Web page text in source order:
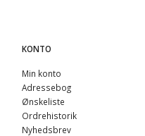
KONTO
Min konto
Adressebog
Ønskeliste
Ordrehistorik
Nyhedsbrev